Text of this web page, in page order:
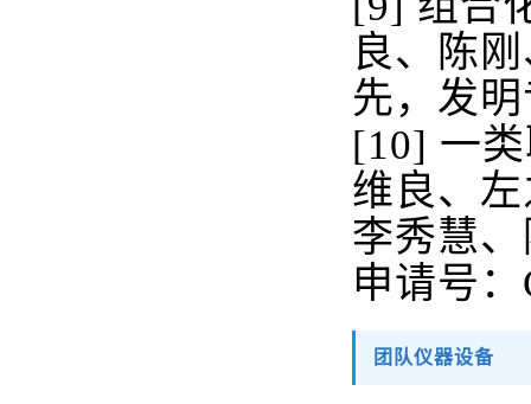
良、陈
先，发
[10] 一
维良、
李秀慧
申请号：
团队仪器设备